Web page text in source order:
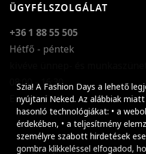
Szia! A Fashion Days a lehető
nyújtani Neked. Az alábbiak
hasonló technológiákat: • a
érdekében, • a teljesítmény
személyre szabott hirdetések
gombra klikkeléssel elfogadod,
ÜGYFÉLSZOLGÁLAT
+36 1 88 55 505
Hétfő - péntek
08:00 - 16:30
E-mail küldése